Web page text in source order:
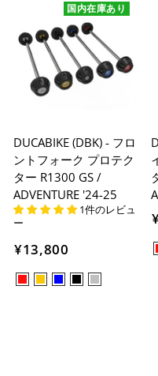
国内在庫あり
DUCABIKE (DBK) - フロ
ントフォーク プロテク
ター R1300 GS /
ADVENTURE '24-25
1件のレビュ
ー
¥13,800